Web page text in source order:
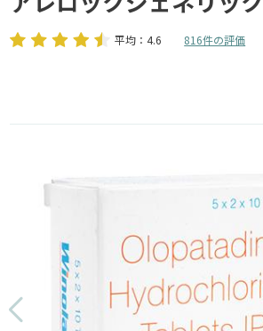
平均：4.6 816件の評価